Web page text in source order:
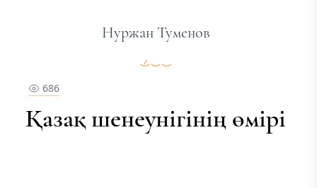
Нуржан Туменов
686
Қазақ шенеунігінің өмірі